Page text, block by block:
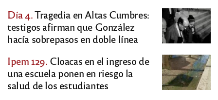
Día 4.Tragedia en Altas Cumbres:
testigos afirman que González
hacía sobrepasos en doble línea
Ipem 129. Cloacas en el ingreso de
una escuela ponen en riesgo la
salud de los estudiantes